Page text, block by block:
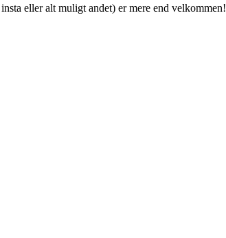
eller alt muligt andet) er mere end velkommen!